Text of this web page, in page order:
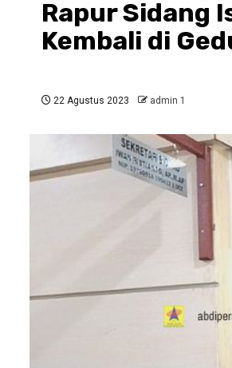
Rapur Sidang
Kembali di
22 Agustus 2023 admin 1